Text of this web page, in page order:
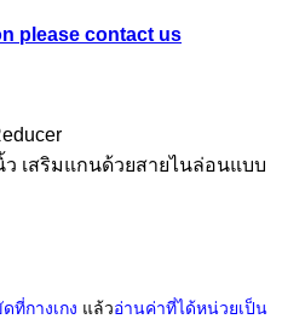
please contact us
ว เสริมแกนด้วยสายไนล่อนแบบ
ที่กางเกง แล้วอ่านค่าที่ได้หน่วยเป็น